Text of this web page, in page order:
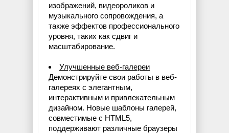
изображений, видеороликов и
музыкального сопровождения, а
также эффектов профессионального
уровня, таких как сдвиг и
масштабирование.
Улучшенные веб-галереи
Демонстрируйте свои работы в веб-
галереях с элегантным,
интерактивным и привлекательным
дизайном. Новые шаблоны галерей,
совместимые с HTML5,
поддерживают различные браузеры